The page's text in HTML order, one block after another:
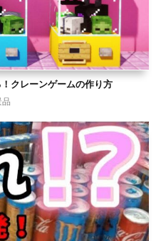
クレーンゲームの作り方
品